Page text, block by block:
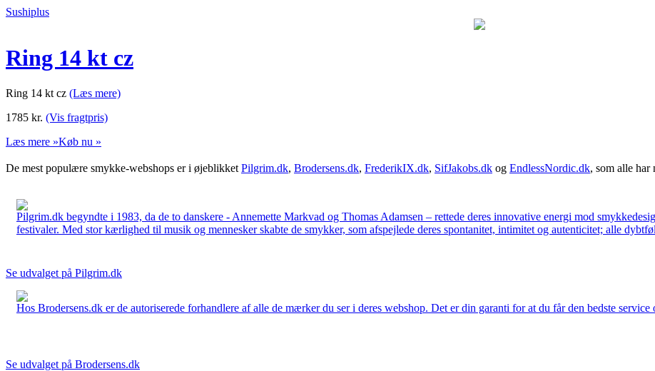
Sushiplus
Ring 14 kt cz
Ring 14 kt cz (Læs mere)
1785 kr. (Vis fragtpris)
Læs mere »Køb nu »
De mest populære smykke-webshops er i øjeblikket Pilgrim.dk, Brodersens.dk, FrederikIX.dk, SifJakobs.dk og EndlessNordic.dk, som alle
Pilgrim.dk begyndte i 1983, da de to danskere - Annemette Markvad og Thomas Adamsen – rettede deres innovative energi mod
festivaler. Med stor kærlighed til musik og mennesker skabte de smykker, som afspejlede deres spontanitet, intimitet og autenticitet; alle
Se udvalget på Pilgrim.dk
Hos Brodersens.dk er de autoriserede forhandlere af alle de mærker du ser i deres webshop. Det er din garanti for at du får den bedste
Se udvalget på Brodersens.dk